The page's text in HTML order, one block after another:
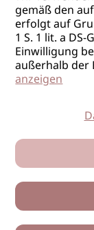
gemäß den
erfolgt auf
1 S. 1 lit. a DS-
Einwilligung
außerhalb der
anzeigen